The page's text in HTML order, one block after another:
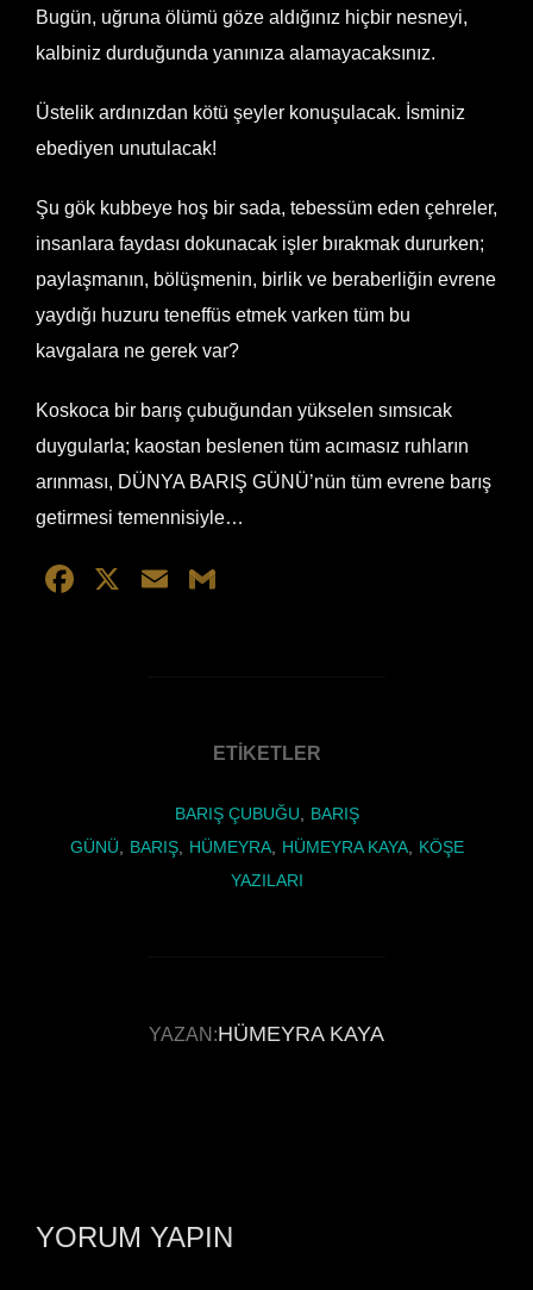
Bugün, uğruna ölümü göze aldığınız hiçbir nesneyi,
kalbiniz durduğunda yanınıza alamayacaksınız.
Üstelik ardınızdan kötü şeyler konuşulacak. İsminiz
ebediyen unutulacak!
Şu gök kubbeye hoş bir sada, tebessüm eden çehreler,
insanlara faydası dokunacak işler bırakmak dururken;
paylaşmanın, bölüşmenin, birlik ve beraberliğin evrene
yaydığı huzuru teneffüs etmek varken tüm bu
kavgalara ne gerek var?
Koskoca bir barış çubuğundan yükselen sımsıcak
duygularla; kaostan beslenen tüm acımasız ruhların
arınması, DÜNYA BARIŞ GÜNÜ’nün tüm evrene barış
getirmesi temennisiyle…
F
k
X
E
ETIKETLER
BARIŞ ÇUBUĞU
BARIŞ
GÜNÜ
BARIŞ, HÜMEYRA, HÜMEYRA KAYA,
KÖŞE
YAZILARI
YAZAR
YAZAN:HÜMEYRA KAYA
YORUM YAPIN